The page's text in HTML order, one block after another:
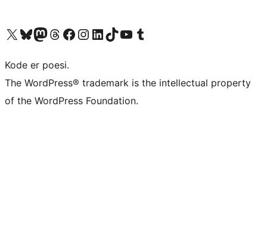
Besøg vores X (tidligere Twitter) konto
Besøg vores Bluesky-konto
Besøg vores Mastodon konto
Besøg vores Threads-konto
Besøg vores Facebook sideBesøg vores Instagram konto
Besøg vores LinkedIn konto
Besøg vores TikTok-konto
Besøg vores YouTube-kanalBesøg vores Tumblr-konto
Kode er poesi.
The WordPress® trademark is the intellectual property
of the WordPress Foundation.